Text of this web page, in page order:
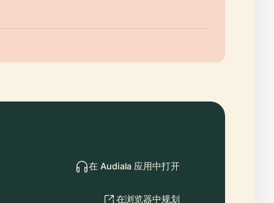
在 Audiala 应用中打开
在浏览器中规划